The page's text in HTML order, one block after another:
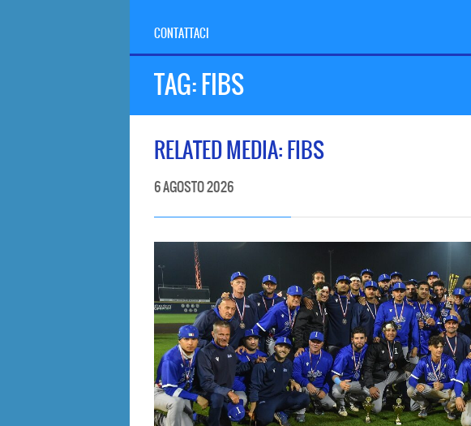
CONTATTACI
TAG:FIBS
RELATED MEDIA: FIBS
6 AGOSTO 2026